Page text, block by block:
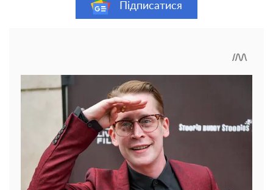
Підписатися